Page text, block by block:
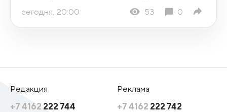
сегодня, 20:00 53 0
Редакция
+7 4162 222 744
Реклама
+7 4162 222 742